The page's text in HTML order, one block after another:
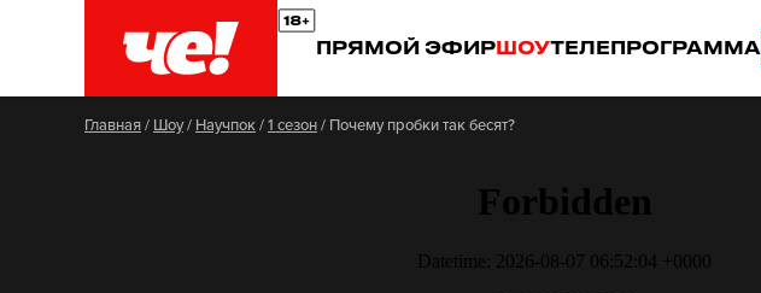
ПРЯМОЙ ЭФИРШОУТЕЛЕПРОГРАММА
Главная/ Шоу/ Научпок/1 сезон/ Почему пробки так бесят?